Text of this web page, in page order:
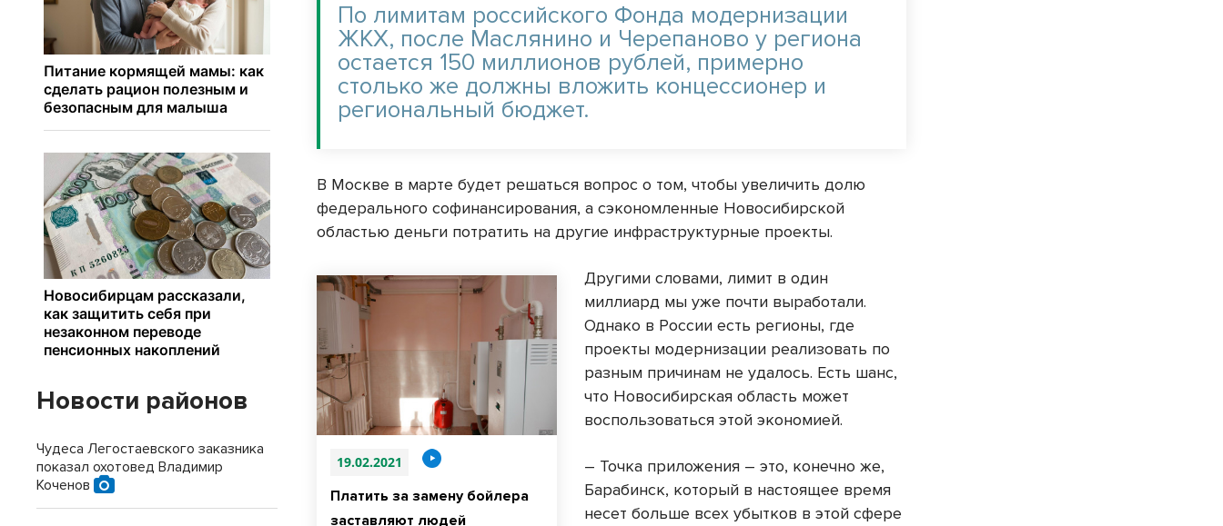
По лимитам российского Фонда модернизации
ЖКХ, после Маслянино и Черепаново у региона
остается 150 миллионов рублей, примерно
столько же должны вложить концессионер и
региональный бюджет.
В Москве в марте будет решаться вопрос о том, чтобы увеличить долю
федерального софинансирования, а сэкономленные Новосибирской
областью деньги потратить на другие инфраструктурные проекты.
19.02.2021
Платить за замену бойлера
заставляют людей
Другими словами, лимит в один
миллиард мы уже почти выработали.
Однако в России есть регионы, где
проекты модернизации реализовать по
разным причинам не удалось. Есть шанс,
что Новосибирская область может
воспользоваться этой экономией.
– Точка приложения – это, конечно же,
Барабинск, который в настоящее время
несет больше всех убытков в этой сфере
Новости районов
Чудеса Легостаевского заказника
показал охотовед Владимир
Коченов